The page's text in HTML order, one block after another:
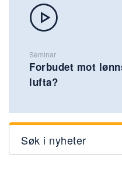
Seminar
Forbudet mot
lufta?
Søk i nyheter